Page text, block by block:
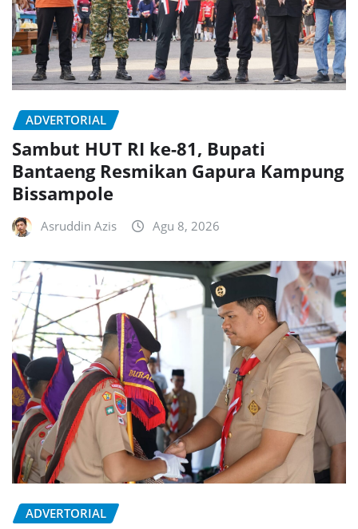
ADVERTORIAL
Sambut HUT RI ke-81, Bupati
Bantaeng Resmikan Gapura Kampung
Bissampole
Asruddin Azis Agu 8, 2026
ADVERTORIAL